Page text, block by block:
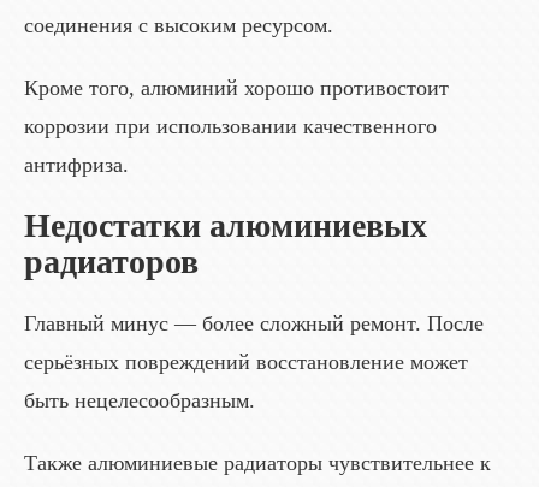
соединения с высоким ресурсом.
Кроме того, алюминий хорошо противостоит
коррозии при использовании качественного
антифриза.
Недостатки алюминиевых
радиаторов
Главный минус — более сложный ремонт. После
серьёзных повреждений восстановление может
быть нецелесообразным.
Также алюминиевые радиаторы чувствительнее к